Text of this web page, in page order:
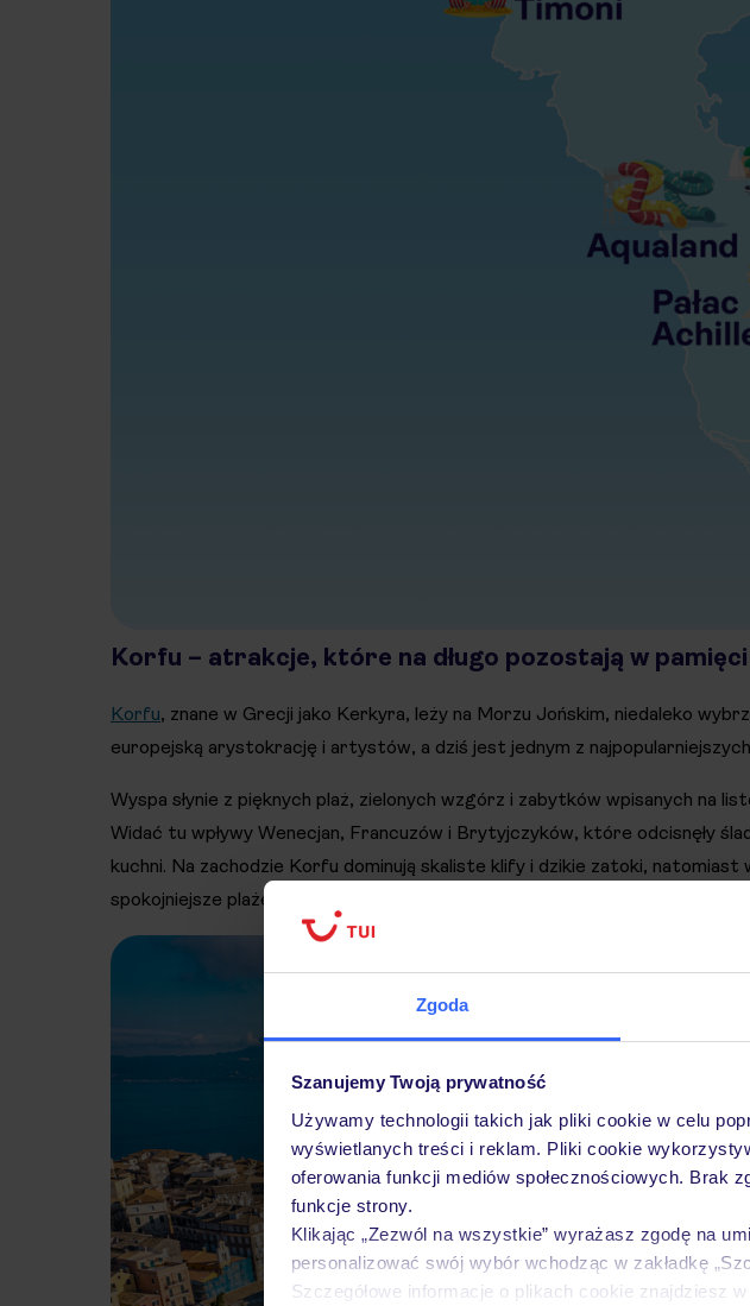
Zgoda
Szanujemy Twoją prywatność
Używamy technologii takich jak pliki cookie w celu
wyświetlanych treści i reklam. Pliki cookie
oferowania funkcji mediów społecznościowych. Brak
funkcje strony.
Klikając „Zezwól na wszystkie” wyrażasz zgodę na
personalizować swój wybór wchodząc w zakładkę
Szczegółowe informacje o plikach cookie znajdziesz w
Korfu – atrakcje, które na długo pozostają w pamięci
Korfu, znane w Grecji jako Kerkyra, leży na Morzu Jońskim, niedaleko
europejską arystokrację i artystów, a dziś jest jednym z
Wyspa słynie z pięknych plaż, zielonych wzgórz i zabytków wpisanych na
Widać tu wpływy Wenecjan, Francuzów i Brytyjczyków, które odcisnęły
kuchni. Na zachodzie Korfu dominują skaliste klify i dzikie zatoki,
spokojniejsze plaże i łagodne zejścia do morza.